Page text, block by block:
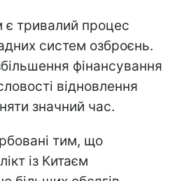
є тривалий процес
систем озброєнь.
фінансування
відновлення
значний час.
тим, що
із Китаєм